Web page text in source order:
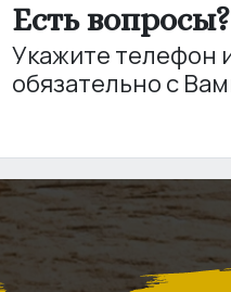
Есть вопросы?
Укажите телефон
обязательно с